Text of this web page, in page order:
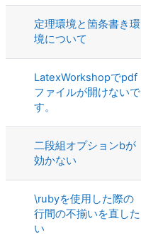
定理環境と箇条書き環
境について
LatexWorkshopでpdf
ファイルが開けないで
す。
二段組オプションbが
効かない
\rubyを使用した際の
行間の不揃いを直した
い